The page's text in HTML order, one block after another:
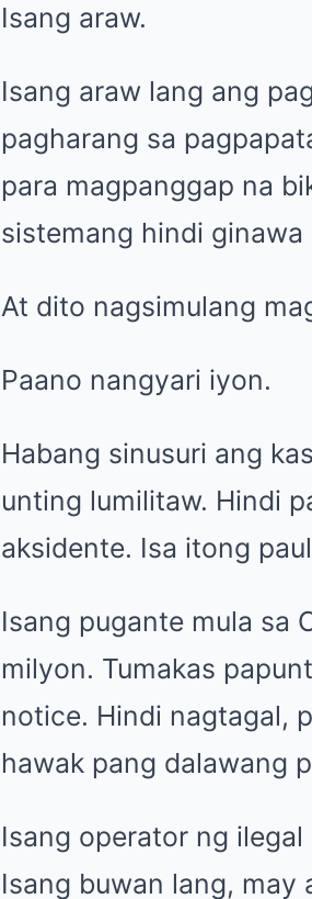
Isang araw.
Isang araw lang ang
pagharang sa
para magpanggap na
sistemang hindi ginawa
At dito nagsimulang
Paano nangyari iyon.
Habang sinusuri ang
unting lumilitaw. Hindi
aksidente. Isa itong
Isang pugante mula sa
milyon. Tumakas
notice. Hindi nagtagal,
hawak pang dalawang
Isang operator ng
Isang buwan lang, may